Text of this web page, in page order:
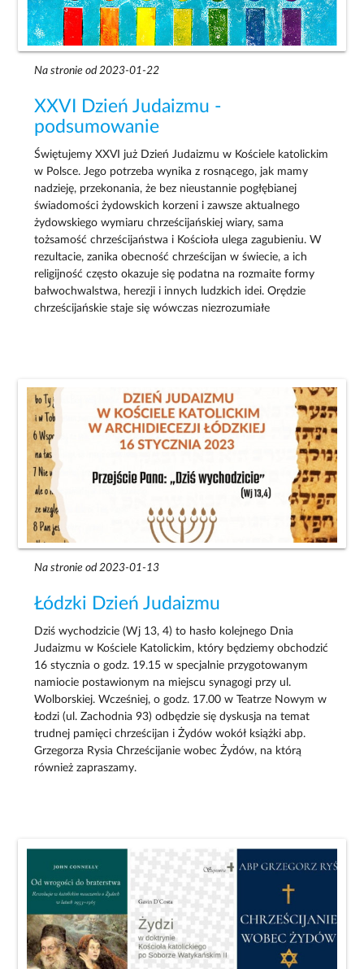
Na stronie od 2023-01-22
XXVI Dzień Judaizmu -
podsumowanie
Świętujemy XXVI już Dzień Judaizmu w Kościele katolickim
w Polsce. Jego potrzeba wynika z rosnącego, jak mamy
nadzieję, przekonania, że bez nieustannie pogłębianej
świadomości żydowskich korzeni i zawsze aktualnego
żydowskiego wymiaru chrześcijańskiej wiary, sama
tożsamość chrześcijaństwa i Kościoła ulega zagubieniu. W
rezultacie, zanika obecność chrześcijan w świecie, a ich
religijność często okazuje się podatna na rozmaite formy
bałwochwalstwa, herezji i innych ludzkich idei. Orędzie
chrześcijańskie staje się wówczas niezrozumiałe
Na stronie od 2023-01-13
Łódzki Dzień Judaizmu
Dziś wychodzicie (Wj 13, 4) to hasło kolejnego Dnia
Judaizmu w Kościele Katolickim, który będziemy obchodzić
16 stycznia o godz. 19.15 w specjalnie przygotowanym
namiocie postawionym na miejscu synagogi przy ul.
Wolborskiej. Wcześniej, o godz. 17.00 w Teatrze Nowym w
Łodzi (ul. Zachodnia 93) odbędzie się dyskusja na temat
trudnej pamięci chrześcijan i Żydów wokół książki abp.
Grzegorza Rysia Chrześcijanie wobec Żydów, na którą
również zapraszamy.